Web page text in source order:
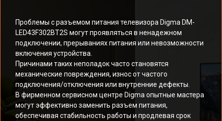
Проблемы с разъемом питания телевизора Digma DM-
LED43F302BT2S могут проявляться в ненадежном
подключении, прерываниях питания или невозможности
включения устройства.
Причинами таких неполадок часто становятся
механические повреждения, износ от частого
подключения/отключения или внутренние дефекты.
В фирменном сервисном центре Digma опытные мастера
могут эффективно заменить разъем питания,
обеспечивая стабильность работы и продлевая срок